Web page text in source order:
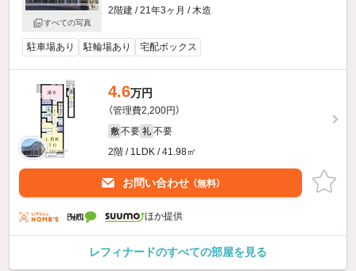
すべての写真
2階建 / 21年3ヶ月 / 木造
駐車場あり 駐輪場あり 宅配ボックス
4.6万円
（管理費2,200円）
敷 不要 礼 不要
2階 / 1LDK / 41.98㎡
お問い合わせ （無料）
ほか提供
レフィナードのすべての部屋を見る